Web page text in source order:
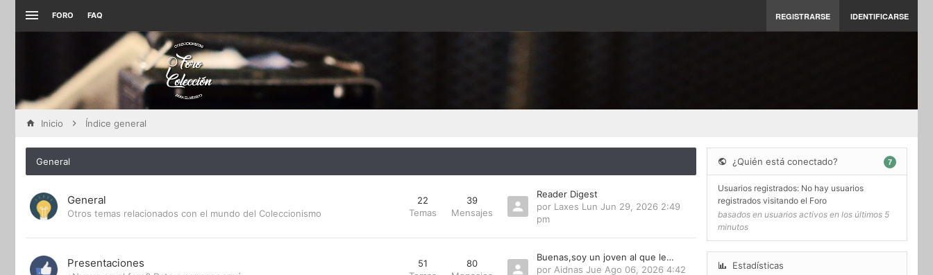
FORO FAQ REGISTRARSE IDENTIFICARSE
Inicio Índice general
General
General
Otros temas relacionados con el mundo del Coleccionismo
22
Temas
39
Mensajes
Reader Digest
por Laxes Lun Jun 29, 2026 2:49
pm
Presentaciones
51
80
Buenas,soy un joven al que le…
por Aidnas Jue Ago 06, 2026 4:42
¿Quién está conectado? 7
Usuarios registrados: No hay usuarios
registrados visitando el Foro
basados en usuarios activos en los últimos 5
minutos
Estadísticas